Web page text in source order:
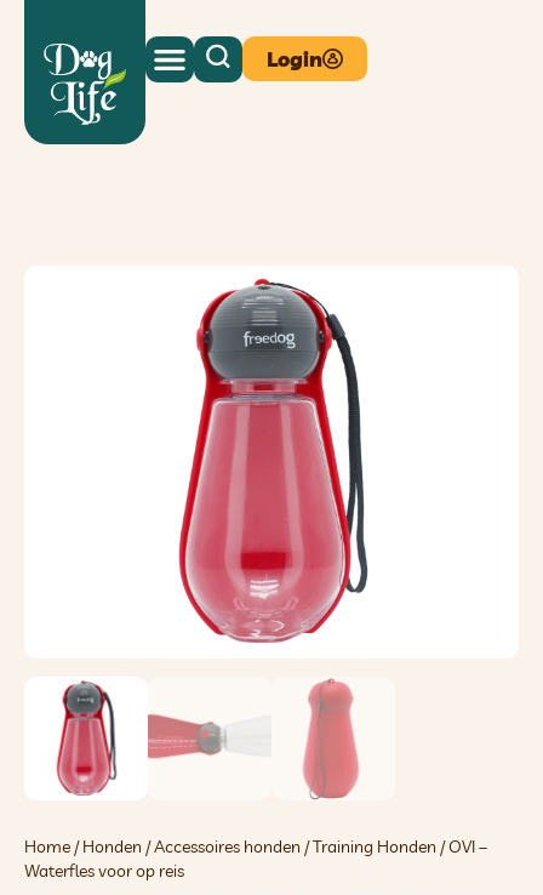
Login
Home /Honden /Accessoires honden /Training Honden / OVI –
Waterfles voor op reis